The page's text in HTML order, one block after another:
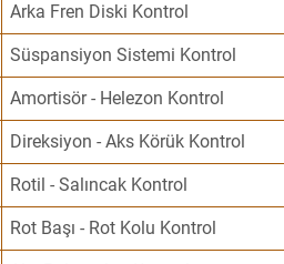
Arka Fren Diski Kontrol
Süspansiyon Sistemi Kontrol
Amortisör - Helezon Kontrol
Direksiyon - Aks Körük Kontrol
Rotil - Salıncak Kontrol
Rot Başı - Rot Kolu Kontrol